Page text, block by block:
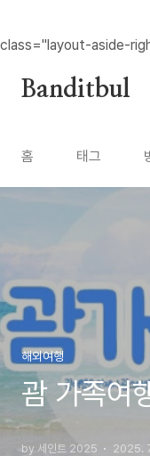
class="layout-aside-
Banditbul
홈 태그
해외여행
괌 가족여
by 세인트 2025 2025.